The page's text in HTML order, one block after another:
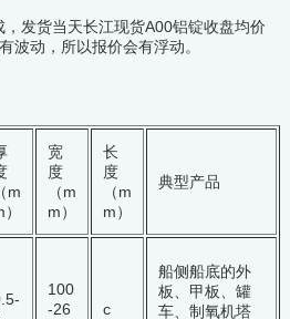
发货当天长江现货A00铝锭收盘均价
波动，所以报价会有浮动。
（m
宽
度
（m
m）
长
度
（m
m）
典型产品
100
-26
c
船侧船底的外
板、甲板、罐
车、制氧机塔